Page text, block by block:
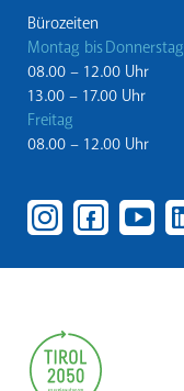
Bürozeiten
Montag bis Donnerstag
08.00 – 12.00 Uhr
13.00 – 17.00 Uhr
Freitag
08.00 – 12.00 Uhr